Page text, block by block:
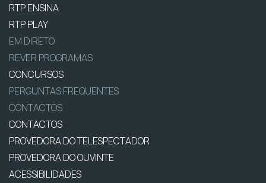
RTP ENSINA
RTP PLAY
EM DIRETO
REVER PROGRAMAS
CONCURSOS
PERGUNTAS FREQUENTES
CONTACTOS
CONTACTOS
PROVEDORA DO TELESPECTADOR
PROVEDORA DO OUVINTE
ACESSIBILIDADES